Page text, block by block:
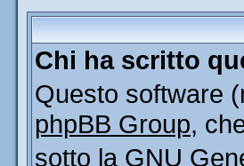
Chi ha scritto
Questo software
phpBB Group,
sotto la GNU